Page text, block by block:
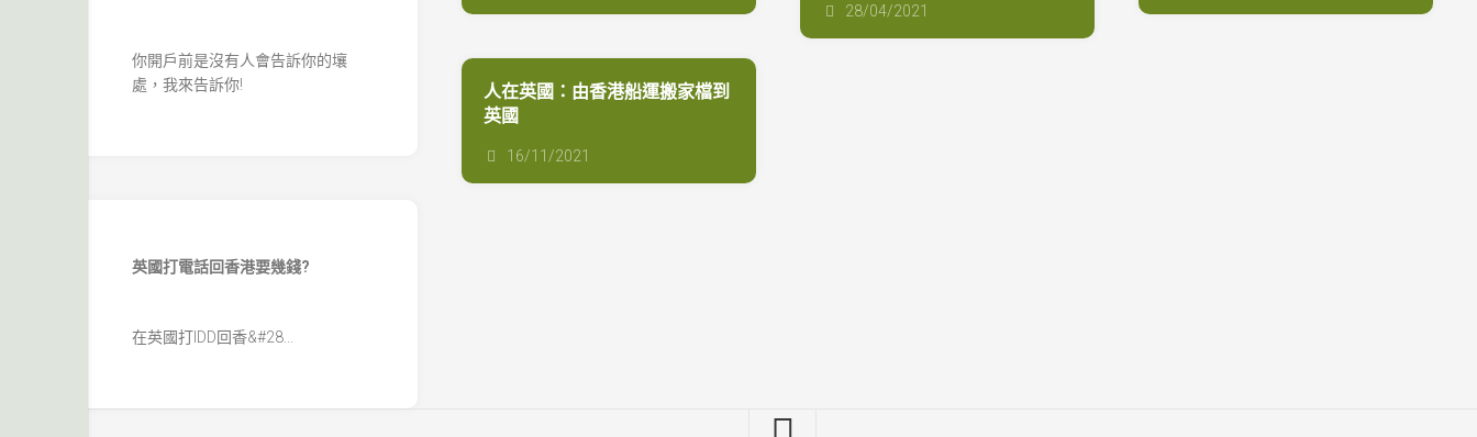
28/04/2021
人在英國：由香港船運搬家檔到
英國
16/11/2021
你開戶前是沒有人會告訴你的壤
處，我來告訴你!
英國打電話回香港要幾錢?
在英國打IDD回香&#28...